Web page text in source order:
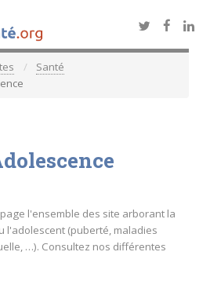
Santé
l'ensemble des site arborant la
l'adolescent (puberté, maladies
…). Consultez nos différentes